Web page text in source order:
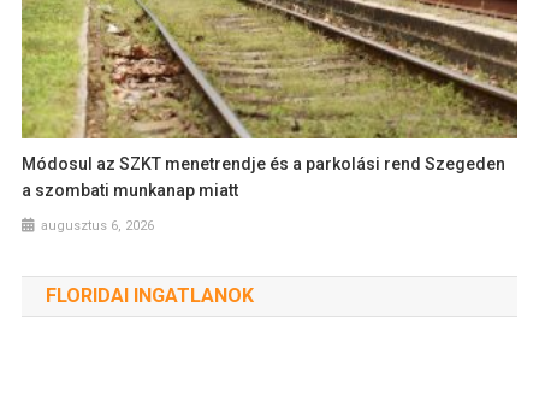
Módosul az SZKT menetrendje és a parkolási rend Szegeden
a szombati munkanap miatt
augusztus 6, 2026
FLORIDAI INGATLANOK